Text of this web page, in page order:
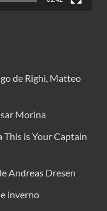
de Righi, Matteo
Morina
This is Your Captain
Andreas Dresen
inverno